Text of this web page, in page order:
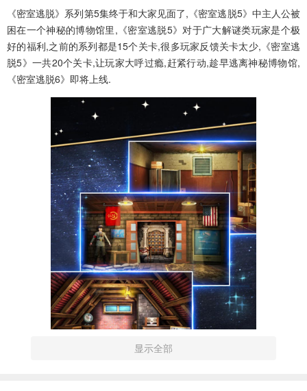
《密室逃脱》系列第5集终于和大家见面了,《密室逃脱5》中主人公被
困在一个神秘的博物馆里,《密室逃脱5》对于广大解谜类玩家是个极
好的福利,之前的系列都是15个关卡,很多玩家反馈关卡太少,《密室逃
脱5》一共20个关卡,让玩家大呼过瘾,赶紧行动,趁早逃离神秘博物馆,
《密室逃脱6》即将上线.
显示全部